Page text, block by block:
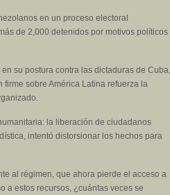
en un proceso electoral
de 2,000 detenidos por motivos políticos
su postura contra las dictaduras de Cuba,
sobre América Latina refuerza la
la liberación de ciudadanos
intentó distorsionar los hechos para
al régimen, que ahora pierde el acceso a
a estos recursos, ¿cuántas veces se